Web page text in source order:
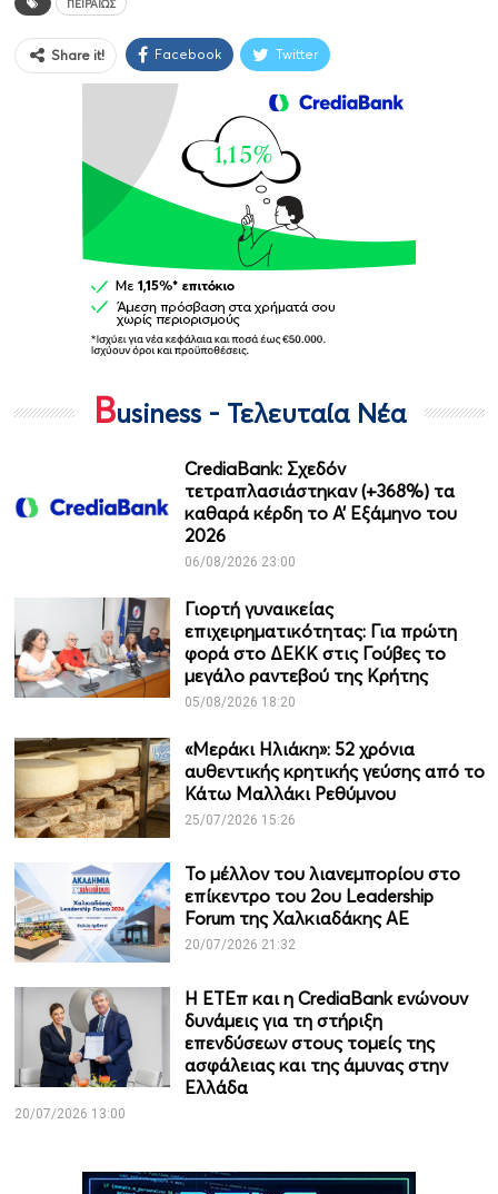
ΠΕΙΡΑΙΏΣ
Share it! Facebook Twitter
Business - Τελευταία Νέα
CrediaBank: Σχεδόν
τετραπλασιάστηκαν (+368%) τα
καθαρά κέρδη το Α’ Εξάμηνο του
2026
06/08/2026 23:00
Γιορτή γυναικείας
επιχειρηματικότητας: Για πρώτη
φορά στο ΔΕΚΚ στις Γούβες το
μεγάλο ραντεβού της Κρήτης
05/08/2026 18:20
«Μεράκι Ηλιάκη»: 52 χρόνια
αυθεντικής κρητικής γεύσης από το
Κάτω Μαλλάκι Ρεθύμνου
25/07/2026 15:26
Το μέλλον του λιανεμπορίου στο
επίκεντρο του 2ου Leadership
Forum της Χαλκιαδάκης ΑΕ
20/07/2026 21:32
Η ΕΤΕπ και η CrediaBank ενώνουν
δυνάμεις για τη στήριξη
επενδύσεων στους τομείς της
ασφάλειας και της άμυνας στην
Ελλάδα
20/07/2026 13:00